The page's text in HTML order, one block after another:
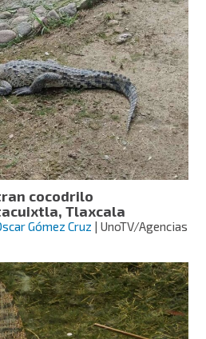
cocodrilo
Tlaxcala
Gómez Cruz | UnoTV/Agencias